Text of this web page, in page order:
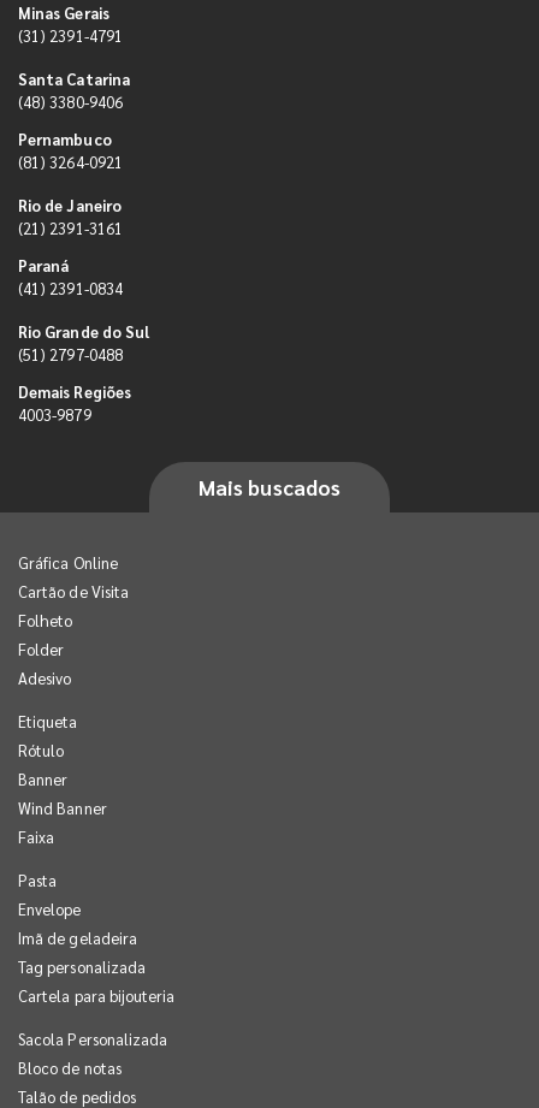
Minas Gerais
(31) 2391-4791
Santa Catarina
(48) 3380-9406
Pernambuco
(81) 3264-0921
Rio de Janeiro
(21) 2391-3161
Paraná
(41) 2391-0834
Rio Grande do Sul
(51) 2797-0488
Demais Regiões
4003-9879
Mais buscados
Gráfica Online
Cartão de Visita
Folheto
Folder
Adesivo
Etiqueta
Rótulo
Banner
Wind Banner
Faixa
Pasta
Envelope
Imã de geladeira
Tag personalizada
Cartela para bijouteria
Sacola Personalizada
Bloco de notas
Talão de pedidos